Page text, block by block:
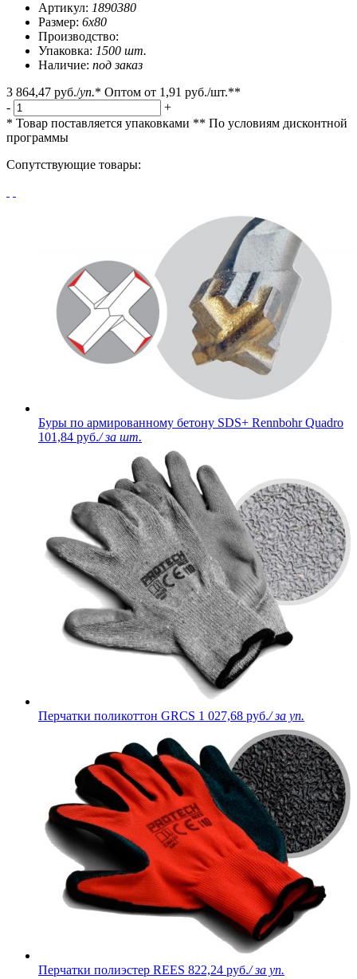
Артикул: 1890380
Размер: 6х80
Производство:
Упаковка: 1500 шт.
Наличие: под заказ
3 864,47 руб./уп.* Оптом от 1,91 руб./шт.**
-
+
* Товар поставляется упаковками ** По условиям дисконтной
программы
Сопутствующие товары:
Буры по армированному бетону SDS+ Rennbohr Quadro
101,84 руб./ за шт.
Перчатки поликоттон GRCS 1 027,68 руб./ за уп.
Перчатки полиэстер REES 822,24 руб./ за уп.